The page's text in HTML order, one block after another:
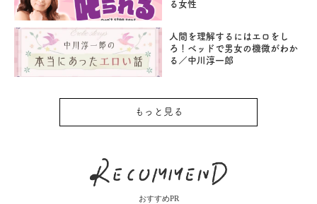
る女性
人間を理解するにはエロをし
ろ！ベッドで男女の機微がわか
る／中川淳一郎
もっと見る
おすすめPR